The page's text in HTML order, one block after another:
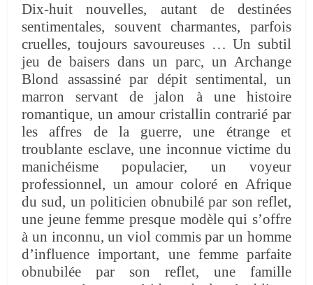
Dix-huit nouvelles, autant de destinées
sentimentales, souvent charmantes, parfois
cruelles, toujours savoureuses … Un subtil
jeu de baisers dans un parc, un Archange
Blond assassiné par dépit sentimental, un
marron servant de jalon à une histoire
romantique, un amour cristallin contrarié par
les affres de la guerre, une étrange et
troublante esclave, une inconnue victime du
manichéisme populacier, un voyeur
professionnel, un amour coloré en Afrique
du sud, un politicien obnubilé par son reflet,
une jeune femme presque modèle qui s’offre
à un inconnu, un viol commis par un homme
d’influence important, une femme parfaite
obnubilée par son reflet, une famille